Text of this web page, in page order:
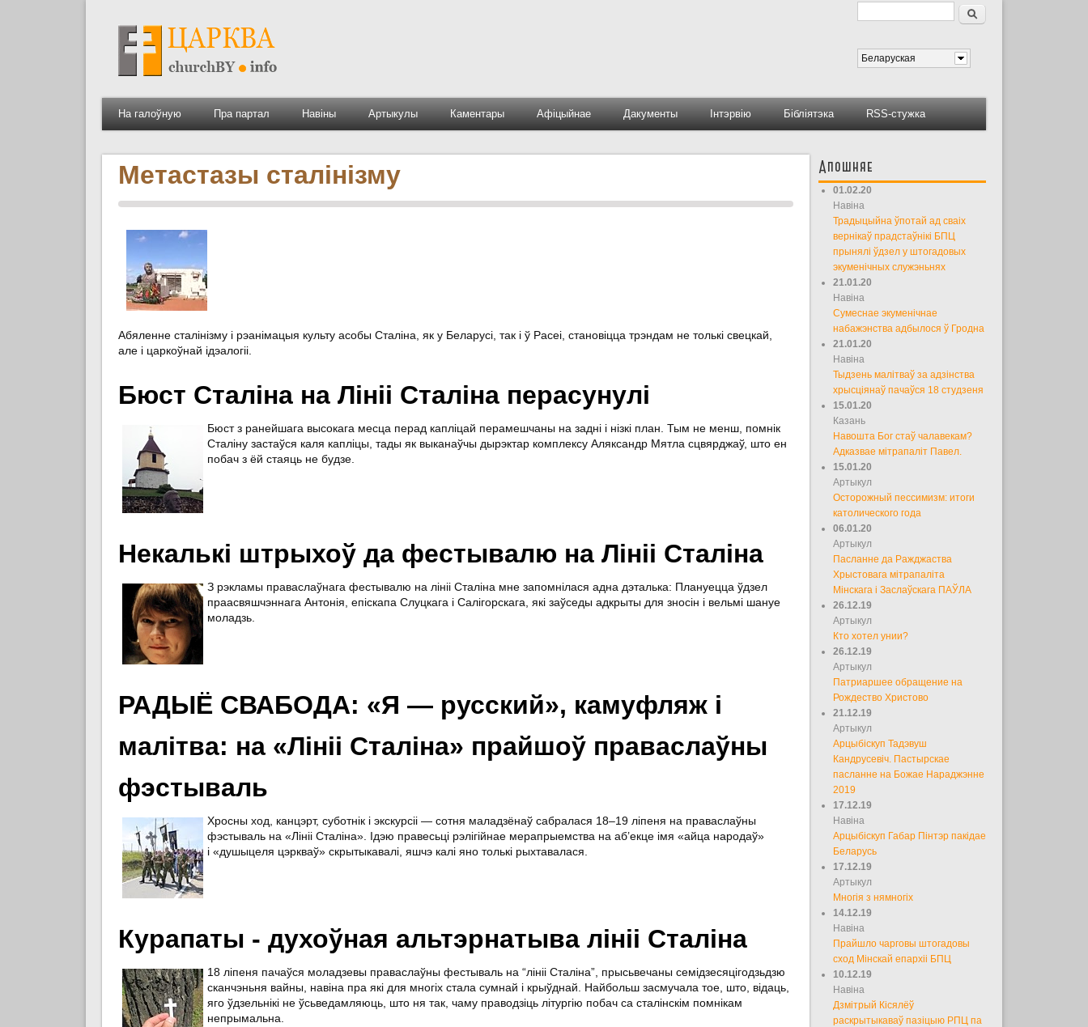
Форма пошуку
Пошук
Беларуская
На галоўную Пра партал Навіны Артыкулы Каментары Афіцыйнае Дакументы Інтэрвію Бібліятэка RSS-стужка
Метастазы сталінізму
Абяленне сталінізму і рэанімацыя культу асобы Сталіна, як у Беларусі, так і ў Расеі, становіцца трэндам не толькі свецкай,
але і царкоўнай ідэалогіі.
Бюст Сталіна на Лініі Сталіна перасунулі
Бюст з ранейшага высокага месца перад капліцай перамешчаны на задні і нізкі план. Тым не менш, помнік
Сталіну застаўся каля капліцы, тады як выканаўчы дырэктар комплексу Аляксандр Мятла сцвярджаў, што ен
побач з ёй стаяць не будзе.
Некалькі штрыхоў да фестывалю на Лініі Сталіна
З рэкламы праваслаўнага фестывалю на лініі Сталіна мне запомнілася адна дэталька: Плануецца ўдзел
праасвяшчэннага Антонія, епіскапа Слуцкага і Салігорскага, які заўседы адкрыты для зносін і вельмі шануе
моладзь.
РАДЫЁ СВАБОДА: «Я — русский», камуфляж і
малітва: на «Лініі Сталіна» прайшоў праваслаўны
фэстываль
Хросны ход, канцэрт, суботнік і экскурсіі — сотня маладзёнаў сабралася 18–19 ліпеня на праваслаўны
фэстываль на «Лініі Сталіна». Ідэю правесьці рэлігійнае мерапрыемства на аб’екце імя «айца народаў»
і «душыцеля цэркваў» скрытыкавалі, яшчэ калі яно толькі рыхтавалася.
Курапаты - духоўная альтэрнатыва лініі Сталіна
18 ліпеня пачаўся моладзевы праваслаўны фестываль на “лініі Сталіна”, прысьвечаны семідзесяцігодзьдзю
сканчэньня вайны, навіна пра які для многіх стала сумнай і крыўднай. Найбольш засмучала тое, што, відаць,
яго ўдзельнікі не ўсьведамляюць, што ня так, чаму праводзіць літургію побач са сталінскім помнікам
непрымальна.
Апошняе
01.02.20
Навіна
Традыцыйна ўпотай ад сваіх
вернікаў прадстаўнікі БПЦ
прынялі ўдзел у штогадовых
экуменічных служэньнях
21.01.20
Навіна
Сумеснае экуменічнае
набажэнства адбылося ў Гродна
21.01.20
Навіна
Тыдзень малітваў за адзінства
хрысціянаў пачаўся 18 студзеня
15.01.20
Казань
Навошта Бог стаў чалавекам?
Адказвае мітрапаліт Павел.
15.01.20
Артыкул
Осторожный пессимизм: итоги
католического года
06.01.20
Артыкул
Пасланне да Ражджаства
Хрыстовага мітрапаліта
Мінскага і Заслаўскага ПАЎЛА
26.12.19
Артыкул
Кто хотел унии?
26.12.19
Артыкул
Патриаршее обращение на
Рождество Христово
21.12.19
Артыкул
Арцыбіскуп Тадэвуш
Кандрусевіч. Пастырскае
пасланне на Божае Нараджэнне
2019
17.12.19
Навіна
Арцыбіскуп Габар Пінтэр пакідае
Беларусь
17.12.19
Артыкул
Многія з нямногіх
14.12.19
Навіна
Прайшло чарговы штогадовы
сход Мінскай епархіі БПЦ
10.12.19
Навіна
Дзмітрый Кісялёў
раскрытыкаваў пазіцыю РПЦ па